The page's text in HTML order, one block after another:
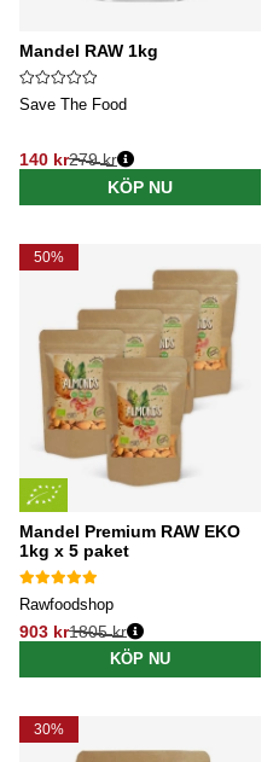
Mandel RAW 1kg
Save The Food
140 kr
Ordinarie pris:
279 kr
KÖP NU
50%
Mandel Premium RAW EKO
1kg x 5 paket
Rawfoodshop
903 kr
Ordinarie pris:
1805 kr
KÖP NU
30%